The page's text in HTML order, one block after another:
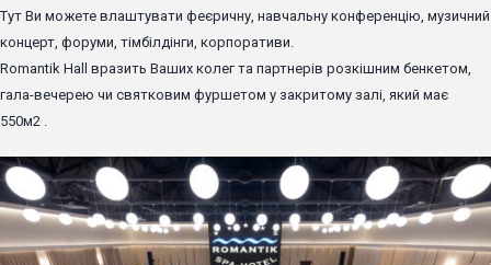
Тут Ви можете влаштувати феєричну, навчальну конференцію, музичний
концерт, форуми, тімбілдінги, корпоративи.
Romantik Hall вразить Ваших колег та партнерів розкішним бенкетом,
гала-вечерею чи святковим фуршетом у закритому залі, який має
550м2 .